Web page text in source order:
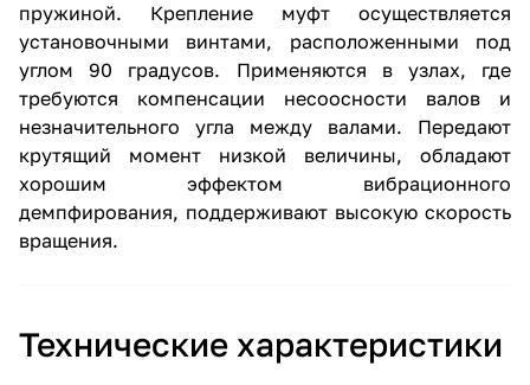
пружиной. Крепление муфт осуществляется
установочными винтами, расположенными под
углом 90 градусов. Применяются в узлах, где
требуются компенсации несоосности валов и
незначительного угла между валами. Передают
крутящий момент низкой величины, обладают
хорошим эффектом вибрационного
демпфирования, поддерживают высокую скорость
вращения.
Технические характеристики